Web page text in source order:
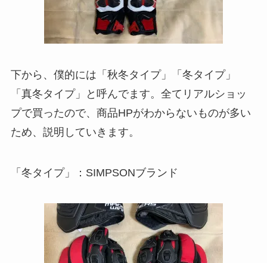
下から、僕的には「秋冬タイプ」「冬タイプ」
「真冬タイプ」と呼んでます。全てリアルショッ
プで買ったので、商品HPがわからないものが多い
ため、説明していきます。
「冬タイプ」：SIMPSONブランド